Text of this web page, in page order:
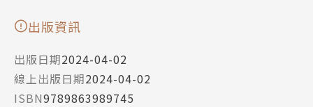
出版資訊
出版日期2024-04-02
線上出版日期2024-04-02
ISBN9789863989745